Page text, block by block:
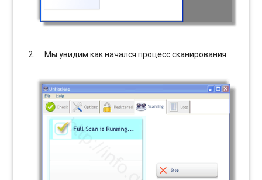
Мы увидим как начался процесс сканирования.